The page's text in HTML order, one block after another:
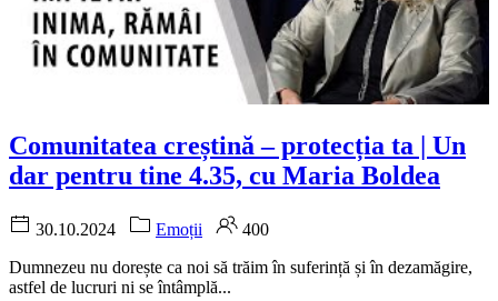
Comunitatea creștină – protecția ta | Un
dar pentru tine 4.35, cu Maria Boldea
30.10.2024 Emoții
400
Dumnezeu nu dorește ca noi să trăim în suferință și în dezamăgire,
astfel de lucruri ni se întâmplă...